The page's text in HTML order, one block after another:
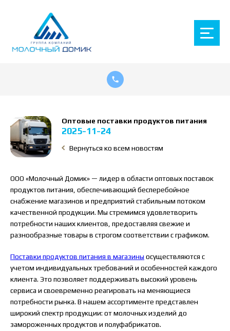
Оптовые поставки продуктов питания
2025-11-24
Вернуться ко всем новостям
ООО «Молочный Домик» — лидер в области оптовых поставок
продуктов питания, обеспечивающий бесперебойное
снабжение магазинов и предприятий стабильным потоком
качественной продукции. Мы стремимся удовлетворить
потребности наших клиентов, предоставляя свежие и
разнообразные товары в строгом соответствии с графиком.
Поставки продуктов питания в магазины осуществляются с
учетом индивидуальных требований и особенностей каждого
клиента. Это позволяет поддерживать высокий уровень
сервиса и своевременно реагировать на меняющиеся
потребности рынка. В нашем ассортименте представлен
широкий спектр продукции: от молочных изделий до
замороженных продуктов и полуфабрикатов.